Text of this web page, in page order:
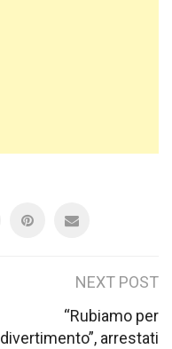
NEXT POST
“Rubiamo per
divertimento”, arrestati